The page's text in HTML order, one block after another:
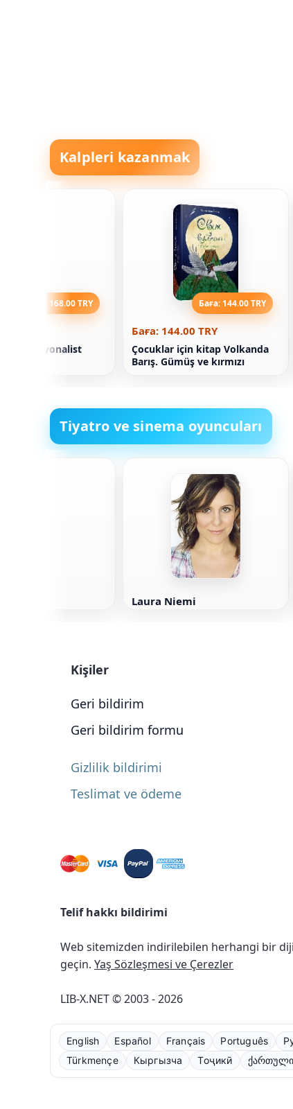
Kalpleri kazanmak
Баға: 168.00 TRY
Rasyonalist
Баға: 144.00 TRY
Баға: 144.00 TRY
Çocuklar için kitap Volkanda
Barış. Gümüş ve kırmızı
Tiyatro ve sinema oyuncuları
Laura Niemi
Kişiler
Geri bildirim
Geri bildirim formu
Gizlilik bildirimi
Teslimat ve ödeme
Telif hakkı bildirimi
Web sitemizden indirilebilen herhangi bir
geçin. Yaş Sözleşmesi ve Çerezler
LIB-X.NET © 2003 - 2026
English Español Français Português
Türkmençe
Кыргызча Тоҷикӣ ქართული